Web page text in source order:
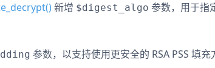
新增 $digest_algo 参数，用于指
参数，以支持使用更安全的 RSA PSS 填充